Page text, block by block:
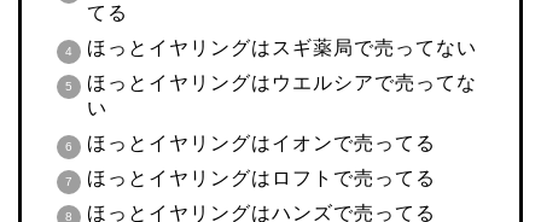
てる
ほっとイヤリングはスギ薬局で売ってない
ほっとイヤリングはウエルシアで売ってな
い
ほっとイヤリングはイオンで売ってる
ほっとイヤリングはロフトで売ってる
ほっとイヤリングはハンズで売ってる